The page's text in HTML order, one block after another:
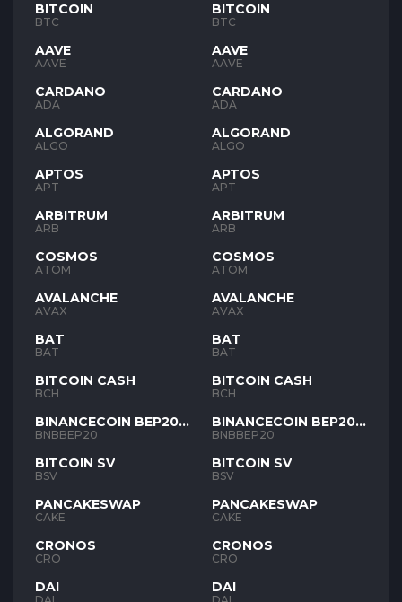
BITCOIN
BTC
AAVE
AAVE
CARDANO
ADA
ALGORAND
ALGO
APTOS
APT
ARBITRUM
ARB
COSMOS
ATOM
AVALANCHE
AVAX
BAT
BAT
BITCOIN CASH
BCH
BINANCECOIN BEP20
BNB
BNBBEP20
BITCOIN SV
BSV
PANCAKESWAP
CAKE
CRONOS
CRO
DAI
BITCOIN
BTC
AAVE
AAVE
CARDANO
ADA
ALGORAND
ALGO
APTOS
APT
ARBITRUM
ARB
COSMOS
ATOM
AVALANCHE
AVAX
BAT
BAT
BITCOIN CASH
BCH
BINANCECOIN BEP20
BNB
BNBBEP20
BITCOIN SV
BSV
PANCAKESWAP
CAKE
CRONOS
CRO
DAI